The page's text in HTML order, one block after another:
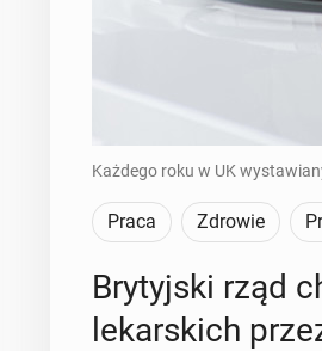
Każdego roku w UK
Praca Zdrowie
Bry­tyj­ski rząd
le­kar­skich